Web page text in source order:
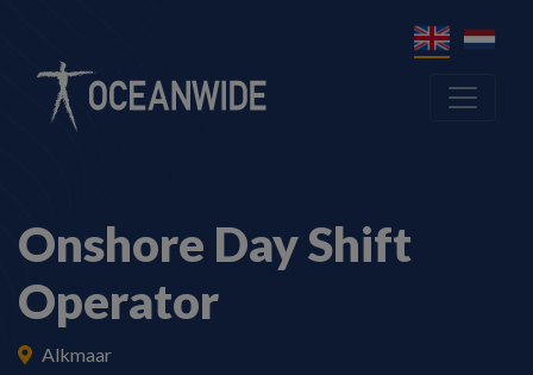
Onshore Day Shift
Operator
Alkmaar